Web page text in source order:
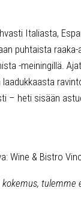
Italiasta,
puhtaista raaka-
-meiningillä.
– heti sisään
Wine & Bistro
kokemus,